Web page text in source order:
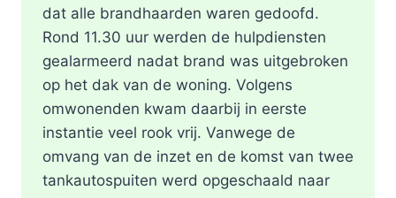
dat alle brandhaarden waren gedoofd.
Rond 11.30 uur werden de hulpdiensten
gealarmeerd nadat brand was uitgebroken
op het dak van de woning. Volgens
omwonenden kwam daarbij in eerste
instantie veel rook vrij. Vanwege de
omvang van de inzet en de komst van twee
tankautospuiten werd opgeschaald naar